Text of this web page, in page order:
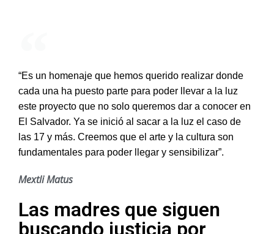
“Es un homenaje que hemos querido realizar donde
cada una ha puesto parte para poder llevar a la luz
este proyecto que no solo queremos dar a conocer en
El Salvador. Ya se inició al sacar a la luz el caso de
las 17 y más. Creemos que el arte y la cultura son
fundamentales para poder llegar y sensibilizar”.
Mextli Matus
Las madres que siguen